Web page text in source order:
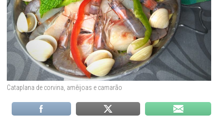
Cataplana de corvina, amêijoas e camarão